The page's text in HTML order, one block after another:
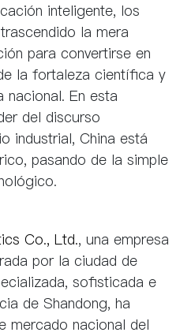
inteligente, los
la mera
para convertirse en
la fortaleza científica y
En esta
del discurso
industrial, China está
pasando de la simple
Co., Ltd., una empresa
por la ciudad de
sofisticada e
de Shandong, ha
mercado nacional del